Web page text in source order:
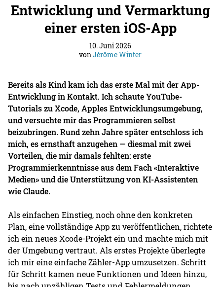
Entwicklung und Vermarktung
einer ersten iOS-App
10. Juni 2026
vonJérôme Winter
Bereits als Kind kam ich das erste Mal mit der App-
Entwicklung in Kontakt. Ich schaute YouTube-
Tutorials zu Xcode, Apples Entwicklungsumgebung,
und versuchte mir das Programmieren selbst
beizubringen. Rund zehn Jahre später entschloss ich
mich, es ernsthaft anzugehen — diesmal mit zwei
Vorteilen, die mir damals fehlten: erste
Programmierkenntnisse aus dem Fach «Interaktive
Medien» und die Unterstützung von KI-Assistenten
wie Claude.
Als einfachen Einstieg, noch ohne den konkreten
Plan, eine vollständige App zu veröffentlichen, richtete
ich ein neues Xcode-Projekt ein und machte mich mit
der Umgebung vertraut. Als erstes Projekte überlegte
ich mir eine einfache Zähler-App umzusetzen. Schritt
für Schritt kamen neue Funktionen und Ideen hinzu,